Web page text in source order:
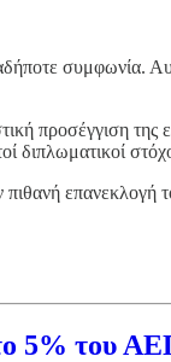
συμφωνία.
προσέγγιση
διπλωματικοί
επανεκλογή
5% του